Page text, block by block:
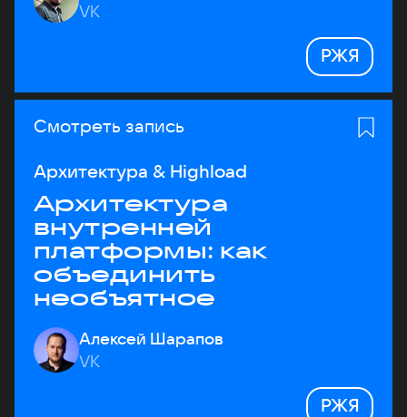
VK
РЖЯ
Смотреть запись
Архитектура & Highload
Архитектура
внутренней
платформы: как
объединить
необъятное
Алексей Шарапов
VK
РЖЯ